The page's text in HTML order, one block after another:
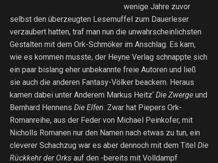
wenige Jahre zuvor
selbst den überzeugten Lesemuffel zum Dauerleser
verzaubert hatten, traf man nun die unwahrscheinlichsten
Gestalten mit dem Ork-Schmöker im Anschlag. Es kam,
wie es kommen musste, der Heyne Verlag schnappte sich
ein paar bislang eher unbekannte freie Autoren und ließ
sie auch die anderen Fantasy-Völker beackern. Heraus
kamen dabei unter Anderem Markus Heitz‘ Die Zwerge und
Bernhard Hennens Die Elfen. Zwar hat Piepers Ork-
Romanreihe, aus der Feder von Michael Peinkofer, mit
Nicholls Romanen nur den Namen nach etwas zu tun, ein
cleverer Schachzug war es aber dennoch mit dem Titel Die
Rückkehr der Orks auf den -bereits mit Volldampf